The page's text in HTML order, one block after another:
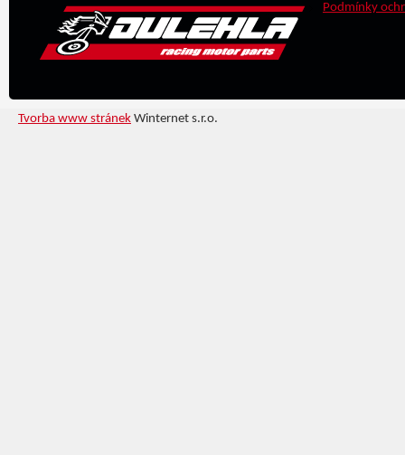
Podmínky
Tvorba www stránek Winternet s.r.o.